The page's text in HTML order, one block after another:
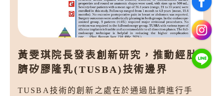
黃雯琪院長發表創新研究，推動經肚
臍矽膠隆乳(TUSBA)技術邊界
TUSBA技術的創新之處在於通過肚臍進行手